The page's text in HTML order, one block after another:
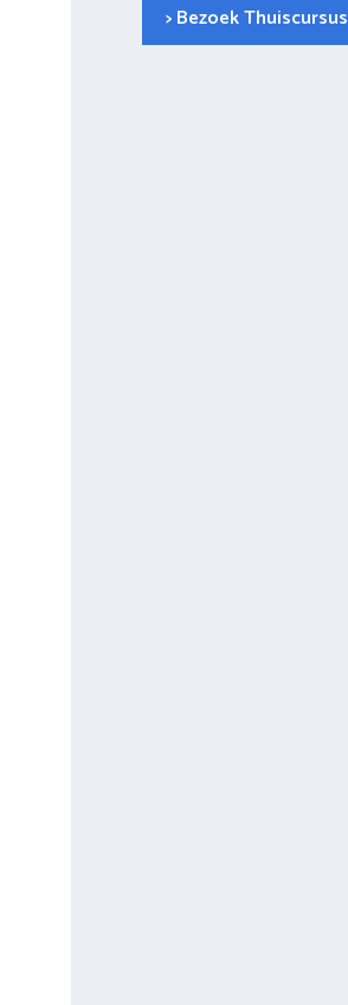
> Bezoek Thuiscursus